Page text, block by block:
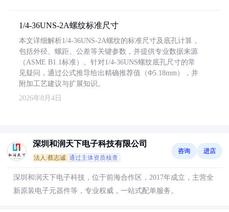
1/4-36UNS-2A螺纹标准尺寸
本文详细解析1/4-36UNS-2A螺纹的标准尺寸及底孔计算，
包括外径、螺距、公差等关键参数，并提供专业数据来源
（ASME B1.1标准）。针对1/4-36UNS螺纹底孔尺寸的常
见疑问，通过公式推导给出精确推荐值（Φ5.18mm），并
附加工艺建议与扩展知识。
2026年8月4日
深圳和润天下电子科技有限公司
法人:蔡志诚 通过主体资质核查
咨询 进店
深圳和润天下电子科技，位于前海合作区，2017年成立，主营全
新原装电子元器件等，专业权威，一站式配单服务。